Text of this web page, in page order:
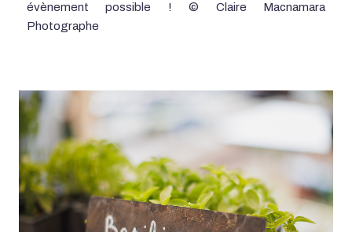
évènement possible ! © Claire Macnamara
Photographe